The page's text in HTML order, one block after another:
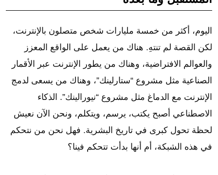
اليوم، أكثر من خمسة مليارات شخص متصلون بالإنترنت،
لكن القصة لم تنتهِ. هناك من يعمل على الواقع المعزز
والعوالم الافتراضية، وهناك من يطور الإنترنت عبر الأقمار
الصناعية مثل مشروع “ستارلينك”، وهناك من يسعى لدمج
الإنترنت مع الدماغ مثل مشروع “نيورالينك”. الذكاء
الاصطناعي أصبح يكتب، يرسم، ويتكلم، ونحن الآن نعيش
لحظة تحول كبرى في تاريخ البشرية. فهل نحن من نتحكم
في هذه الشبكة، أم أنها بدأت تتحكم فينا؟